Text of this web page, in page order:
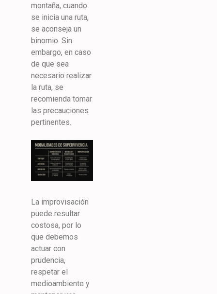
montaña, cuando
se inicia una ruta,
se aconseja un
binomio. Sin
embargo, en caso
de que sea
necesario realizar
la ruta, se
recomienda tomar
las precauciones
pertinentes.
La improvisación
puede resultar
costosa, por lo
que debemos
actuar con
prudencia,
respetar el
medioambiente y